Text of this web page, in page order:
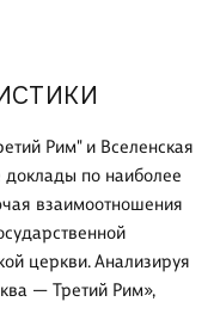
Рим" и Вселенская
доклады по наиболее
взаимоотношения
церкви. Анализируя
— Третий Рим»,